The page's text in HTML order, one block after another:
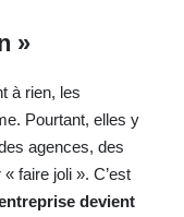
»
à rien, les
Pourtant, elles y
agences, des
faire joli ». C’est
devient